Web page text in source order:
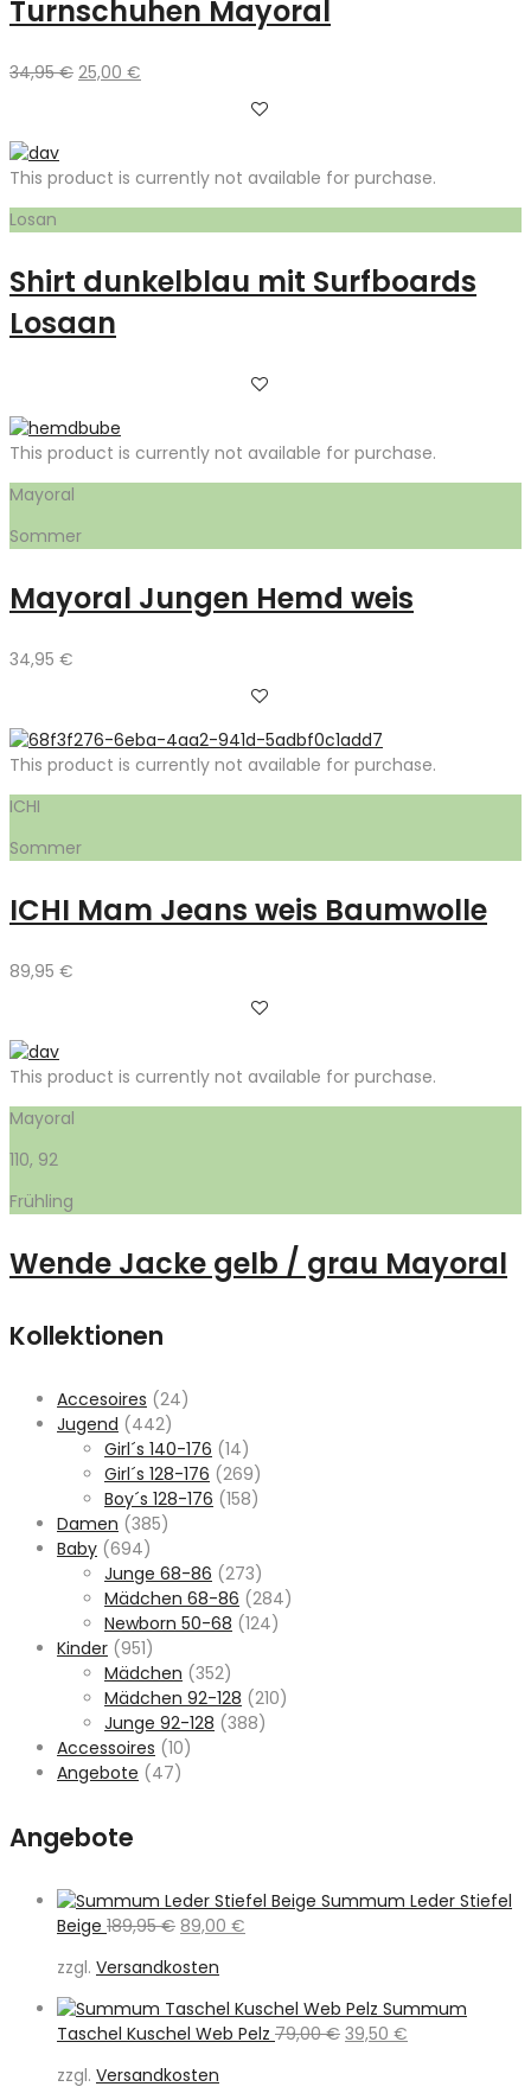
Turnschuhen Mayoral
34,95€ Ursprünglicher
25,00 €
This product is currently not available for purchase.
Losan
Shirt dunkelblau mit Surfboards
Losaan
This product is currently not available for purchase.
Mayoral
Sommer
Mayoral Jungen Hemd weis
34,95 €
This product is currently not available for purchase.
ICHI
Sommer
ICHI Mam Jeans weis Baumwolle
89,95 €
This product is currently not available for purchase.
Mayoral
110, 92
Frühling
Wende Jacke gelb / grau Mayoral
Kollektionen
Accesoires (24)
Jugend (442)
Girl´s 140-176 (14)
Girl´s 128-176 (269)
Boy´s 128-176 (158)
Damen (385)
Baby (694)
Junge 68-86 (273)
Mädchen 68-86 (284)
Newborn 50-68 (124)
Kinder (951)
Mädchen (352)
Mädchen 92-128 (210)
Junge 92-128 (388)
Accessoires (10)
Angebote (47)
Angebote
Summum Leder Stiefel
Beige 189,95€ Ursprünglicher
war:
189,95 €
89,00 €
89,00 €.
zzgl. Versandkosten
Summum
Taschel Kuschel Web Pelz 79,00€ Ursprünglicher
39,50 €
zzgl. Versandkosten